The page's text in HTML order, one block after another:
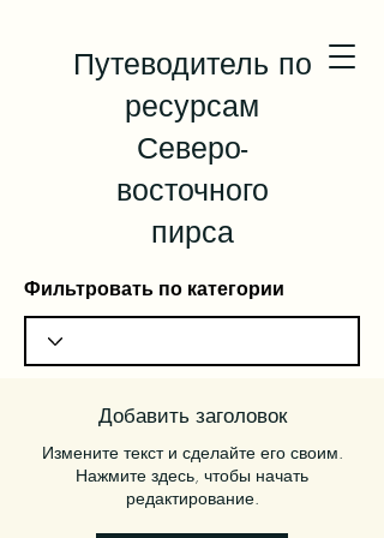
Путеводитель по
ресурсам
Северо-
восточного
пирса
Фильтровать по категории
Добавить заголовок
Измените текст и сделайте его своим.
Нажмите здесь, чтобы начать
редактирование.